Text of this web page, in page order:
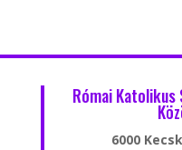
Római Katolikus
6000